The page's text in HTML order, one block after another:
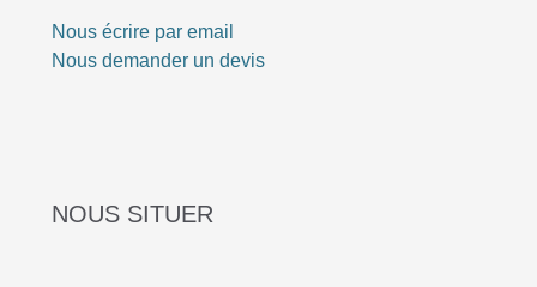
Nous écrire par email
Nous demander un devis
NOUS SITUER